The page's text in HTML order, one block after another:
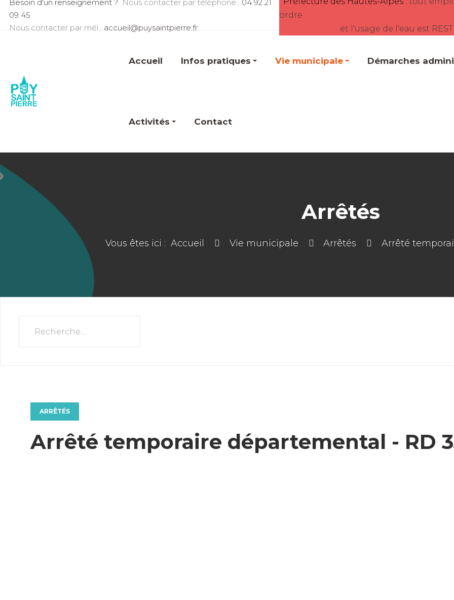
Besoin d'un renseignement ? Nous contacter par téléphone : 04 92 21
09 45
Nous contacter par mél : accueil@puysaintpierre.fr
ordre
et l'usage de l'eau est
Accueil Infos pratiques Vie municipale Démarches
Activités Contact
Arrêtés
Vous êtes ici : Accueil Vie municipale Arrêtés Arrêté
ARRÊTÉS
Arrêté temporaire départemental - RD